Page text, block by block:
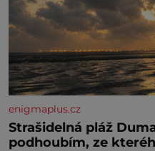
enigmaplus.cz
Strašidelná pláž
podhoubím, ze